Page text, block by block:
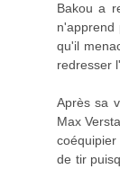
Bakou a
n'apprend
qu'il
redresser
Après sa
Max
de tir